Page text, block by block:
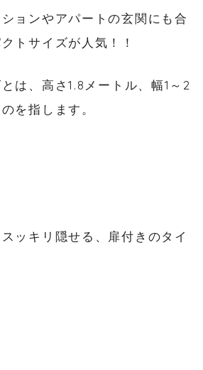
ョンやアパートの玄関にも合
トサイズが人気！！
は、高さ1.8メートル、幅1～2
を指します。
ッキリ隠せる、扉付きのタイ